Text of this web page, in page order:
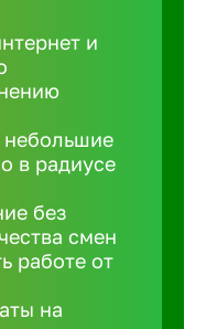
Белгород
и
в радиусе
без
смен
работе от
на